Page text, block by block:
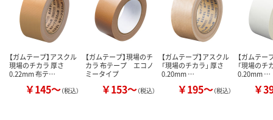
【ガムテープ】アスクル
現場のチカラ 厚さ
0.22mm 布テ…
￥145～（税込）
【ガムテープ】現場のチ
カラ 布テープ エコノ
ミータイプ
￥153～（税込）
【ガムテープ】アスクル
「現場のチカラ」 厚さ
0.20mm …
￥195～（税込）
【ガムテー
「現場のチ
0.20mm …
￥